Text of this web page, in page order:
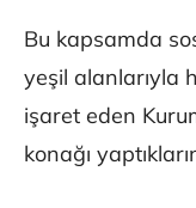
Bu kapsamda
yeşil alanlarıyla
işaret eden
konağı